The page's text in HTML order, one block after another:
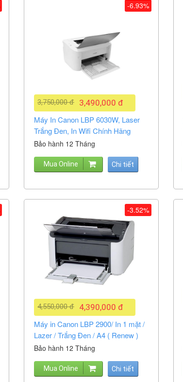
3,490,000 đ
3,750,000 đ
Máy In Canon LBP 6030W, Laser
Trắng Đen, In Wifi Chính Hãng
Bảo hành 12 Tháng
Mua Online Chi tiết
-6.93%
4,390,000 đ
4,550,000 đ
Máy in Canon LBP 2900/ In 1 mặt /
Lazer / Trắng Đen / A4 ( Renew )
Bảo hành 12 Tháng
Mua Online Chi tiết
-3.52%